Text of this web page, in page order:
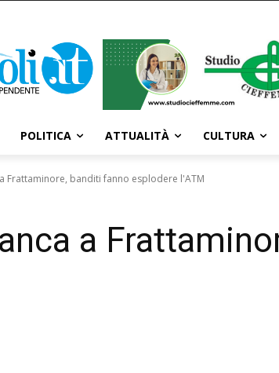
POLITICA ATTUALITÀ CULTURA
Frattaminore, banditi fanno esplodere l'ATM
a